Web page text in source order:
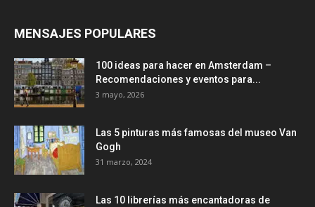
MENSAJES POPULARES
100 ideas para hacer en Amsterdam –
Recomendaciones y eventos para...
3 mayo, 2026
Las 5 pinturas más famosas del museo Van
Gogh
31 marzo, 2024
Las 10 librerías más encantadoras de